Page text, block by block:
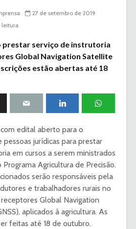
27 de setembro de 2019
leitura
prestar serviço de instrutoria
Global Navigation Satellite
estão abertas até 18
edital aberto para o
jurídicas para prestar
em cursos a serem ministrados
Agricultura de Precisão.
serão responsáveis pela
e trabalhadores rurais no
Global Navigation
aplicados à agricultura. As
feitas até 18 de outubro.